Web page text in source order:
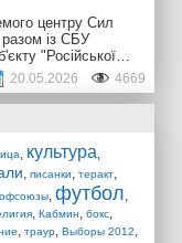
центру Сил
разом із СБУ
"Російської…
20.05.2026 4669
, культура,
, писанки, теракт,
, футбол,
, Кабмин, бокс,
, траур, Выборы 2012,